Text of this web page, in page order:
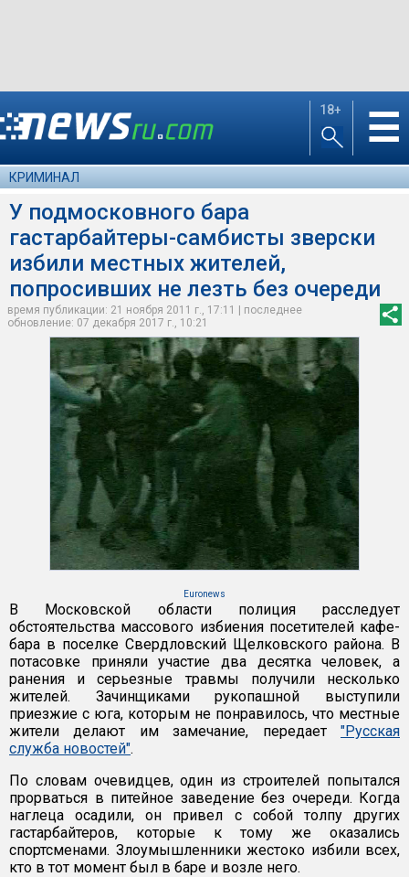
18+ ☰
КРИМИНАЛ
У подмосковного бара
гастарбайтеры-самбисты зверски
избили местных жителей,
попросивших не лезть без очереди
время публикации: 21 ноября 2011 г., 17:11 | последнее
обновление: 07 декабря 2017 г., 10:21
Euronews
В Московской области полиция расследует
обстоятельства массового избиения посетителей кафе-
бара в поселке Свердловский Щелковского района. В
потасовке приняли участие два десятка человек, а
ранения и серьезные травмы получили несколько
жителей. Зачинщиками рукопашной выступили
приезжие с юга, которым не понравилось, что местные
жители делают им замечание, передает "Русская
служба новостей".
По словам очевидцев, один из строителей попытался
прорваться в питейное заведение без очереди. Когда
наглеца осадили, он привел с собой толпу других
гастарбайтеров, которые к тому же оказались
спортсменами. Злоумышленники жестоко избили всех,
кто в тот момент был в баре и возле него.